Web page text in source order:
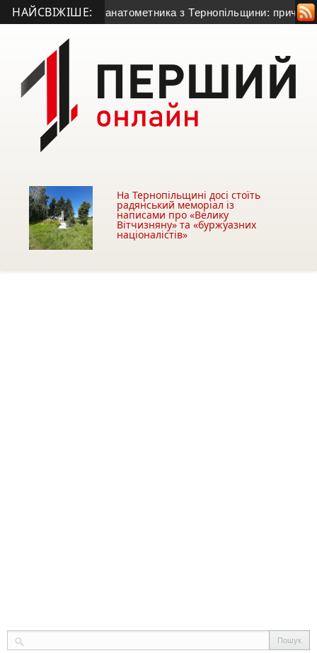
НАЙСВІЖІШЕ:
50-річного гранатометника з Тернопільщини: причина
На Тернопільщині досі стоїть
радянський меморіал із
написами про «Велику
Вітчизняну» та «буржуазних
націоналістів»